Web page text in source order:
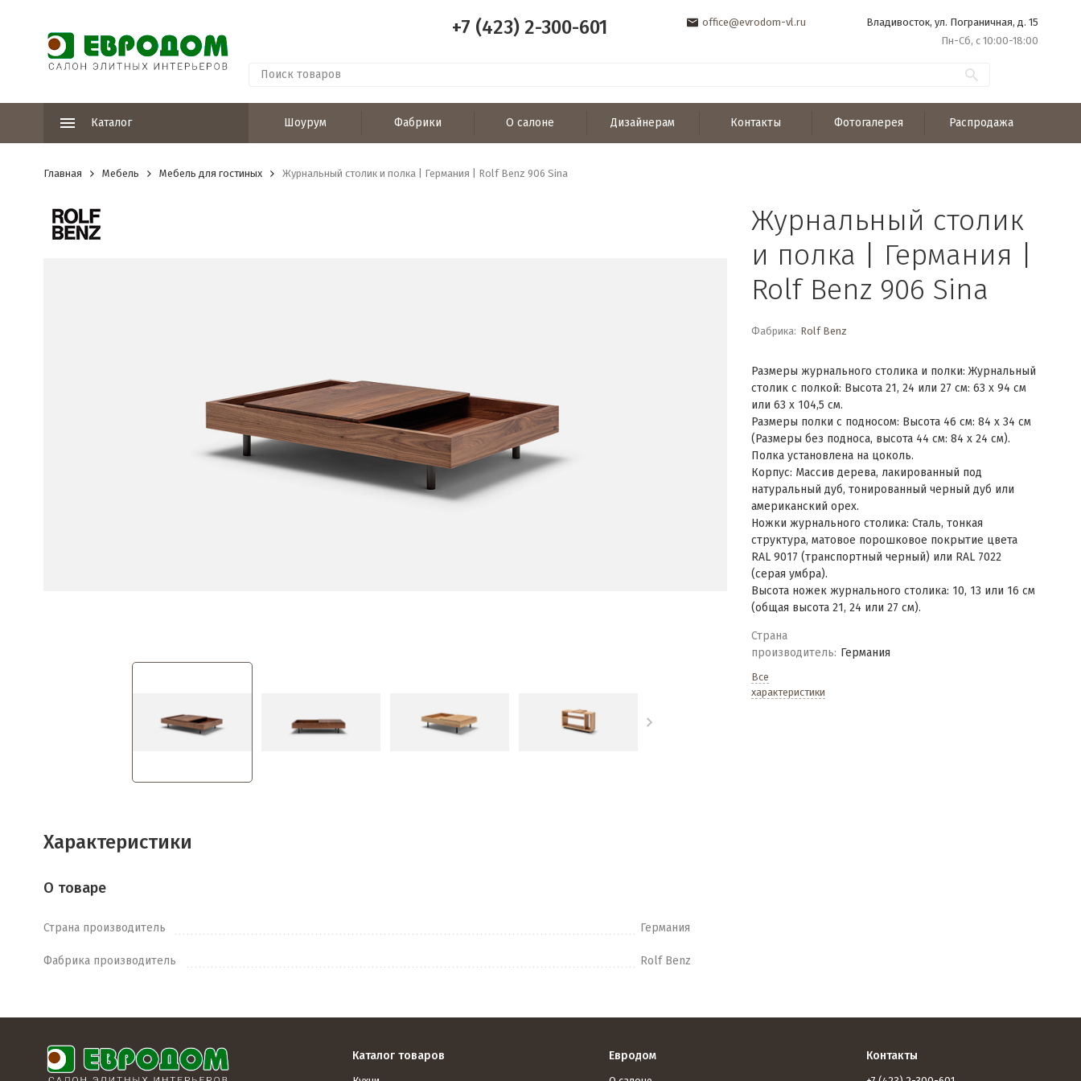
+7 (423) 2-300-601 office@evrodom-vl.ru
Владивосток, ул. Пограничная, д. 15
Пн-Сб, с 10:00-18:00
Каталог Шоурум Фабрики О салоне Дизайнерам Контакты Фотогалерея Распродажа
Главная Мебель Мебель для гостиных Журнальный столик и полка | Германия | Rolf Benz 906 Sina
Журнальный столик
и полка | Германия |
Rolf Benz 906 Sina
Фабрика: Rolf Benz
Размеры журнального столика и полки: Журнальный
столик с полкой: Высота 21, 24 или 27 см: 63 x 94 см
или 63 x 104,5 см.
Размеры полки с подносом: Высота 46 см: 84 x 34 см
(Размеры без подноса, высота 44 см: 84 x 24 см).
Полка установлена на цоколь.
Корпус: Массив дерева, лакированный под
натуральный дуб, тонированный черный дуб или
американский орех.
Ножки журнального столика: Сталь, тонкая
структура, матовое порошковое покрытие цвета
RAL 9017 (транспортный черный) или RAL 7022
(серая умбра).
Высота ножек журнального столика: 10, 13 или 16 см
(общая высота 21, 24 или 27 см).
Страна
производитель: Германия
Все
характеристики
Характеристики
О товаре
Страна производитель Германия
Фабрика производитель Rolf Benz
Каталог товаров Евродом Контакты